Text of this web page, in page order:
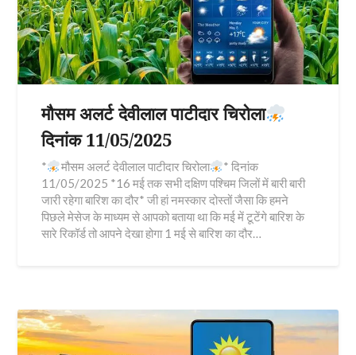
मौसम अलर्ट देवीलाल पाटीदार चिरोला
दिनांक 11/05/2025
* मौसम अलर्ट देवीलाल पाटीदार चिरोला
* दिनांक
11/05/2025 *16 मई तक सभी दक्षिण पश्चिम जिलों में बारी बारी
जारी रहेगा बारिश का दौर* जी हां नमस्कार दोस्तों जैसा कि हमने
पिछले मेसेज के माध्यम से आपको बताया था कि मई में टूटेंगे बारिश के
सारे रिकॉर्ड तो आपने देखा होगा 1 मई से बारिश का दौर…